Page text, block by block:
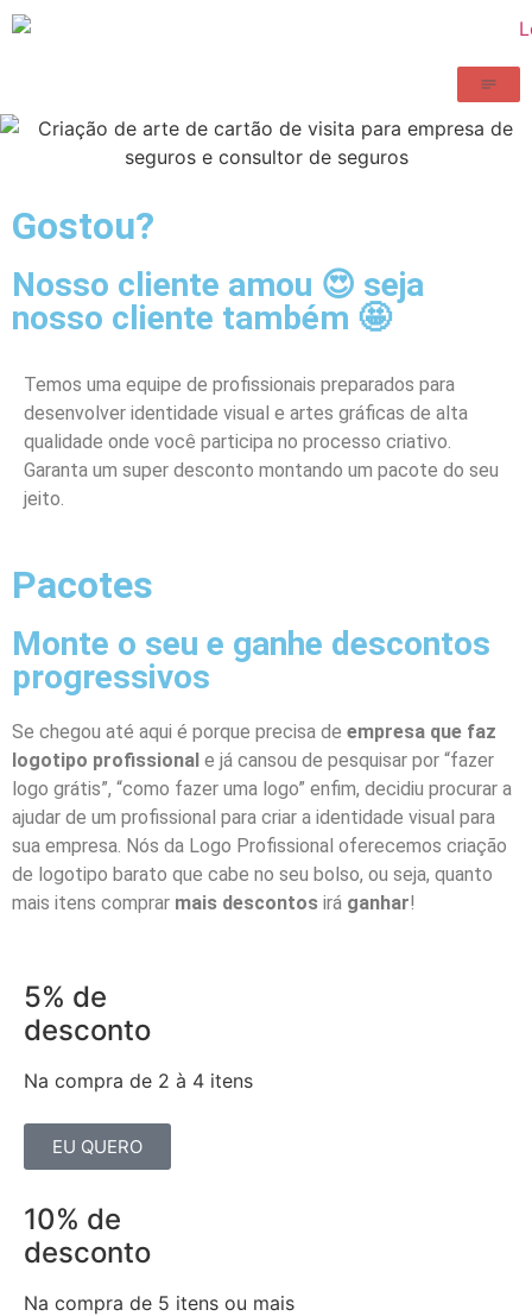
Gostou?
Nosso cliente amou 😍 seja
nosso cliente também 🤩
Temos uma equipe de profissionais preparados para
desenvolver identidade visual e artes gráficas de alta
qualidade onde você participa no processo criativo.
Garanta um super desconto montando um pacote do seu
jeito.
Pacotes
Monte o seu e ganhe descontos
progressivos
Se chegou até aqui é porque precisa de empresa que faz
logotipo profissional e já cansou de pesquisar por “fazer
logo grátis”, “como fazer uma logo” enfim, decidiu procurar a
ajudar de um profissional para criar a identidade visual para
sua empresa. Nós da Logo Profissional oferecemos criação
de logotipo barato que cabe no seu bolso, ou seja, quanto
mais itens comprar mais descontos irá ganhar!
5% de
desconto
Na compra de 2 à 4 itens
EU QUERO
10% de
desconto
Na compra de 5 itens ou mais